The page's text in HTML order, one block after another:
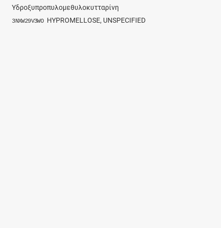
Υδροξυπροπυλομεθυλοκυτταρίνη
3NXW29V3WO HYPROMELLOSE, UNSPECIFIED